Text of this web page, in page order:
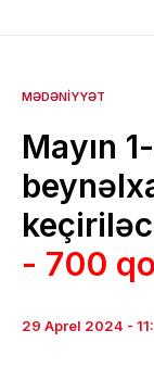
MƏDƏNIYYƏT
Mayın
- 700
29 Aprel 2024 -